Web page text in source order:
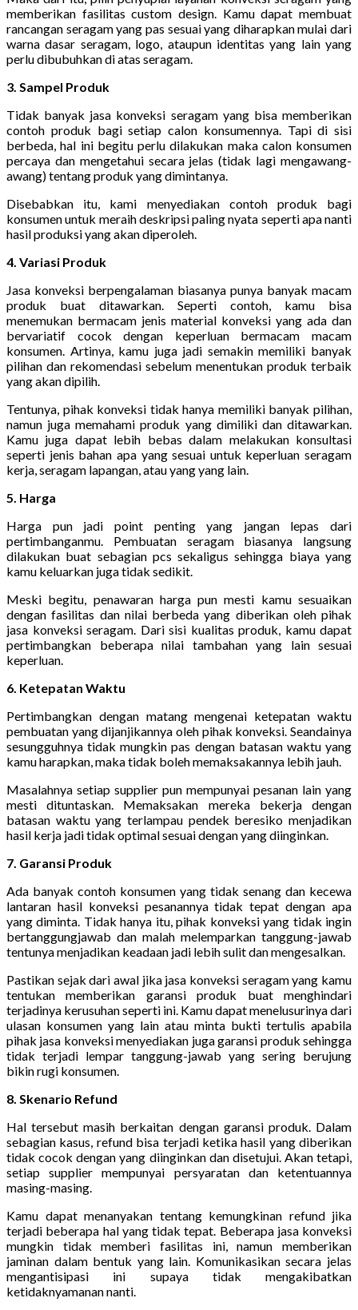
memberikan fasilitas custom design. Kamu dapat membuat
rancangan seragam yang pas sesuai yang diharapkan mulai dari
warna dasar seragam, logo, ataupun identitas yang lain yang
perlu dibubuhkan di atas seragam.
3. Sampel Produk
Tidak banyak jasa konveksi seragam yang bisa memberikan
contoh produk bagi setiap calon konsumennya. Tapi di sisi
berbeda, hal ini begitu perlu dilakukan maka calon konsumen
percaya dan mengetahui secara jelas (tidak lagi mengawang-
awang) tentang produk yang dimintanya.
Disebabkan itu, kami menyediakan contoh produk bagi
konsumen untuk meraih deskripsi paling nyata seperti apa nanti
hasil produksi yang akan diperoleh.
4. Variasi Produk
Jasa konveksi berpengalaman biasanya punya banyak macam
produk buat ditawarkan. Seperti contoh, kamu bisa
menemukan bermacam jenis material konveksi yang ada dan
bervariatif cocok dengan keperluan bermacam macam
konsumen. Artinya, kamu juga jadi semakin memiliki banyak
pilihan dan rekomendasi sebelum menentukan produk terbaik
yang akan dipilih.
Tentunya, pihak konveksi tidak hanya memiliki banyak pilihan,
namun juga memahami produk yang dimiliki dan ditawarkan.
Kamu juga dapat lebih bebas dalam melakukan konsultasi
seperti jenis bahan apa yang sesuai untuk keperluan seragam
kerja, seragam lapangan, atau yang yang lain.
5. Harga
Harga pun jadi point penting yang jangan lepas dari
pertimbanganmu. Pembuatan seragam biasanya langsung
dilakukan buat sebagian pcs sekaligus sehingga biaya yang
kamu keluarkan juga tidak sedikit.
Meski begitu, penawaran harga pun mesti kamu sesuaikan
dengan fasilitas dan nilai berbeda yang diberikan oleh pihak
jasa konveksi seragam. Dari sisi kualitas produk, kamu dapat
pertimbangkan beberapa nilai tambahan yang lain sesuai
keperluan.
6. Ketepatan Waktu
Pertimbangkan dengan matang mengenai ketepatan waktu
pembuatan yang dijanjikannya oleh pihak konveksi. Seandainya
sesungguhnya tidak mungkin pas dengan batasan waktu yang
kamu harapkan, maka tidak boleh memaksakannya lebih jauh.
Masalahnya setiap supplier pun mempunyai pesanan lain yang
mesti dituntaskan. Memaksakan mereka bekerja dengan
batasan waktu yang terlampau pendek beresiko menjadikan
hasil kerja jadi tidak optimal sesuai dengan yang diinginkan.
7. Garansi Produk
Ada banyak contoh konsumen yang tidak senang dan kecewa
lantaran hasil konveksi pesanannya tidak tepat dengan apa
yang diminta. Tidak hanya itu, pihak konveksi yang tidak ingin
bertanggungjawab dan malah melemparkan tanggung-jawab
tentunya menjadikan keadaan jadi lebih sulit dan mengesalkan.
Pastikan sejak dari awal jika jasa konveksi seragam yang kamu
tentukan memberikan garansi produk buat menghindari
terjadinya kerusuhan seperti ini. Kamu dapat menelusurinya dari
ulasan konsumen yang lain atau minta bukti tertulis apabila
pihak jasa konveksi menyediakan juga garansi produk sehingga
tidak terjadi lempar tanggung-jawab yang sering berujung
bikin rugi konsumen.
8. Skenario Refund
Hal tersebut masih berkaitan dengan garansi produk. Dalam
sebagian kasus, refund bisa terjadi ketika hasil yang diberikan
tidak cocok dengan yang diinginkan dan disetujui. Akan tetapi,
setiap supplier mempunyai persyaratan dan ketentuannya
masing-masing.
Kamu dapat menanyakan tentang kemungkinan refund jika
terjadi beberapa hal yang tidak tepat. Beberapa jasa konveksi
mungkin tidak memberi fasilitas ini, namun memberikan
jaminan dalam bentuk yang lain. Komunikasikan secara jelas
mengantisipasi ini supaya tidak mengakibatkan
ketidaknyamanan nanti.